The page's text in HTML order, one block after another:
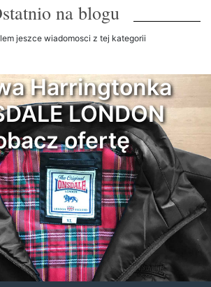
na blogu
jeszce wiadomosci z tej kategorii
Harringtonka
LONDON
ofertę